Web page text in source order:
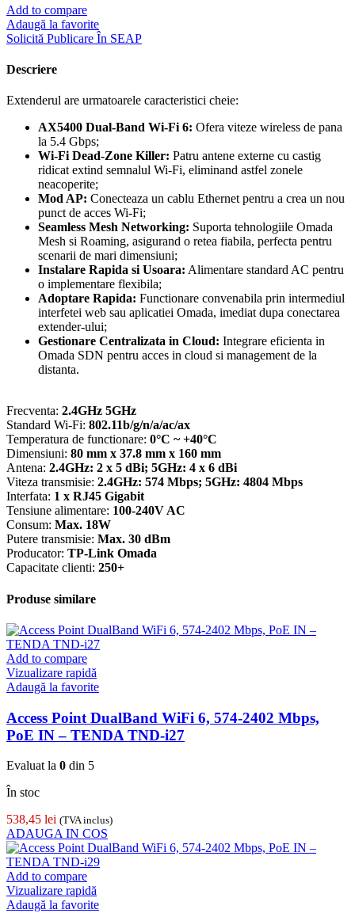
Add to compare
Adaugă la favorite
Solicită Publicare În SEAP
Descriere
Extenderul are urmatoarele caracteristici cheie:
AX5400 Dual-Band Wi-Fi 6: Ofera viteze wireless de pana
la 5.4 Gbps;
Wi-Fi Dead-Zone Killer: Patru antene externe cu castig
ridicat extind semnalul Wi-Fi, eliminand astfel zonele
neacoperite;
Mod AP: Conecteaza un cablu Ethernet pentru a crea un nou
punct de acces Wi-Fi;
Seamless Mesh Networking: Suporta tehnologiile Omada
Mesh si Roaming, asigurand o retea fiabila, perfecta pentru
scenarii de mari dimensiuni;
Instalare Rapida si Usoara: Alimentare standard AC pentru
o implementare flexibila;
Adoptare Rapida: Functionare convenabila prin intermediul
interfetei web sau aplicatiei Omada, imediat dupa conectarea
extender-ului;
Gestionare Centralizata in Cloud: Integrare eficienta in
Omada SDN pentru acces in cloud si management de la
distanta.
Frecventa: 2.4GHz 5GHz
Standard Wi-Fi: 802.11b/g/n/a/ac/ax
Temperatura de functionare: 0°C ~ +40°C
Dimensiuni: 80 mm x 37.8 mm x 160 mm
Antena: 2.4GHz: 2 x 5 dBi; 5GHz: 4 x 6 dBi
Viteza transmisie: 2.4GHz: 574 Mbps; 5GHz: 4804 Mbps
Interfata: 1 x RJ45 Gigabit
Tensiune alimentare: 100-240V AC
Consum: Max. 18W
Putere transmisie: Max. 30 dBm
Producator: TP-Link Omada
Capacitate clienti: 250+
Produse similare
Add to compare
Vizualizare rapidă
Adaugă la favorite
Access Point DualBand WiFi 6, 574-2402 Mbps,
PoE IN – TENDA TND-i27
Evaluat la 0 din 5
În stoc
538,45 lei (TVA inclus)
ADAUGA IN COS
Add to compare
Vizualizare rapidă
Adaugă la favorite